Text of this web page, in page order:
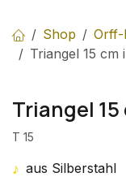
Shop
Orff-
Triangel 15 cm
Triangel 15
T 15
♪ aus Silberstahl